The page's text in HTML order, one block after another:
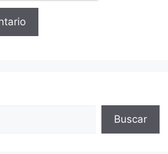
Buscar